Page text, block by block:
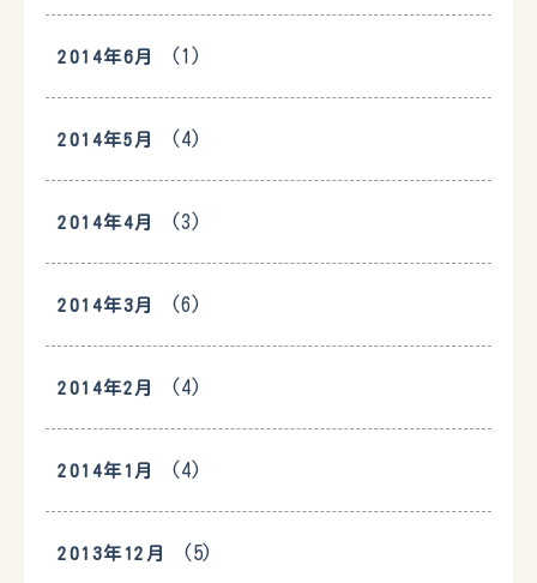
2014年6月 (1)
2014年5月 (4)
2014年4月 (3)
2014年3月 (6)
2014年2月 (4)
2014年1月 (4)
2013年12月 (5)